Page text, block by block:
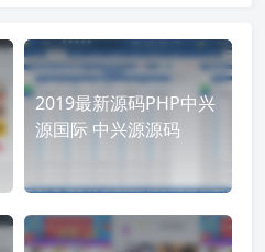
2019最新源码PHP中兴
源国际 中兴源源码